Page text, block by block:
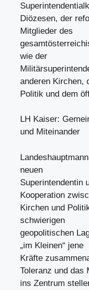
Diözesen, der
Mitglieder des
wie der
anderen Kirchen,
Politik und dem
LH Kaiser:
und Miteinander
neuen
Superintendentin
Kooperation
Kirchen und
schwierigen
geopolitischen
„im Kleinen“ jene
Kräfte
Toleranz und das
ins Zentrum